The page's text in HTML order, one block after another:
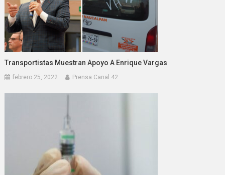
Transportistas Muestran Apoyo A Enrique Vargas
febrero 25, 2022 Prensa Canal 42